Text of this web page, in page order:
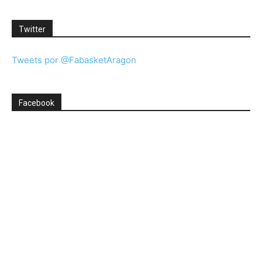
Twitter
Tweets por @FabasketAragon
Facebook